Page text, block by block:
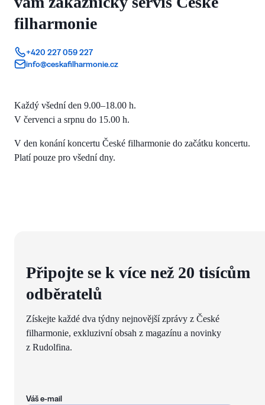
filharmonie
+420 227 059 227
info@ceskafilharmonie.cz
Každý všední den 9.00–18.00 h.
V červenci a srpnu do 15.00 h.
V den konání koncertu České filharmonie do začátku koncertu.
Platí pouze pro všední dny.
Připojte se k více než 20 tisícům
odběratelů
Získejte každé dva týdny nejnovější zprávy z České
filharmonie, exkluzivní obsah z magazínu a novinky
z Rudolfina.
Váš e-mail